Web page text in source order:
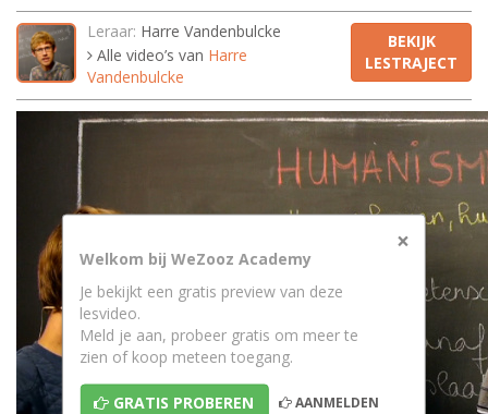
Leraar: Harre Vandenbulcke
Alle video’s van Harre
Vandenbulcke
BEKIJK
LESTRAJECT
×
Welkom bij WeZooz Academy
Je bekijkt een gratis preview van deze
lesvideo.
Meld je aan, probeer gratis om meer te
zien of koop meteen toegang.
GRATIS PROBEREN AANMELDEN